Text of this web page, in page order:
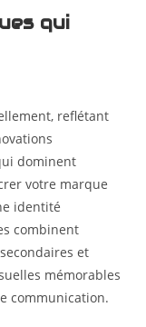
qui
reflétant
dominent
votre marque
identité
combinent
et
mémorables
communication.